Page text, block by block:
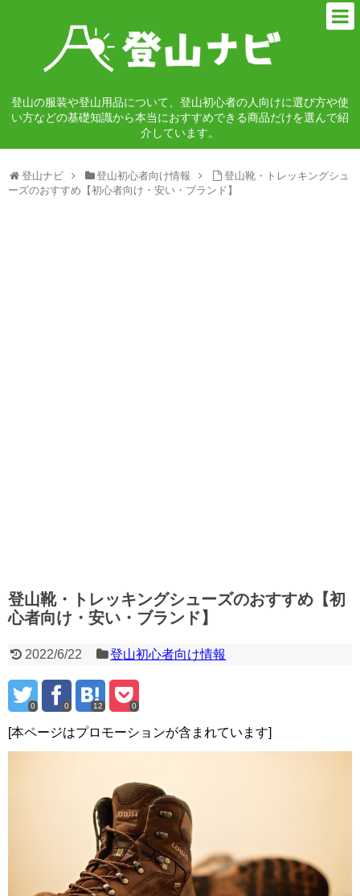
登山の服装や登山用品について、登山初心者の人向けに選び方や使
い方などの基礎知識から本当におすすめできる商品だけを選んで紹
介しています。
登山ナビ 登山初心者向け情報
登山靴・トレッキングシュ
ーズのおすすめ【初心者向け・安い・ブランド】
登山靴・トレッキングシューズのおすすめ【初
心者向け・安い・ブランド】
2022/6/22 登山初心者向け情報
0 0 12 0
[本ページはプロモーションが含まれています]